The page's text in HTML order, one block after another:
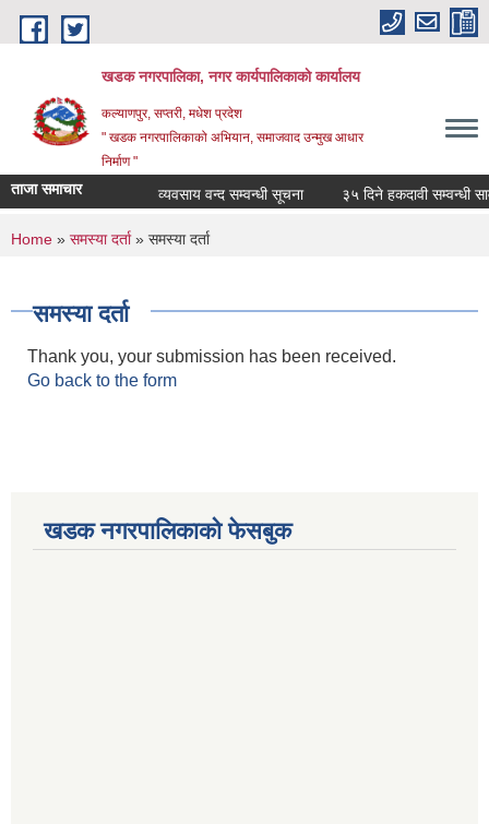
Skip to main content
खडक नगरपालिका, नगर कार्यपालिकाकाे कार्यालय
कल्याणपुर, सप्तरी, मधेश प्रदेश
" खडक नगरपालिकाको अभियान, समाजवाद उन्मुख आधार
निर्माण "
ताजा समाचार व्यवसाय वन्द सम्वन्धी सूचना ३५ दिने हकदावी सम्वन्धी
You are here
Home » समस्या दर्ता» समस्या दर्ता
समस्या दर्ता
Thank you, your submission has been received.
Go back to the form
खडक नगरपालिकाको फेसबुक